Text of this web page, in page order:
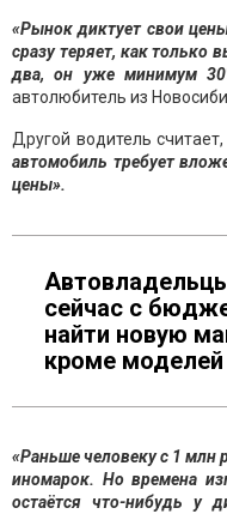
«Рынок диктует свои
сразу теряет, как только
два, он уже минимум
автолюбитель из
Другой водитель считает,
автомобиль требует
цены».
сейчас с
найти новую
кроме
«Раньше человеку с 1 млн
иномарок. Но времена
остаётся что-нибудь у